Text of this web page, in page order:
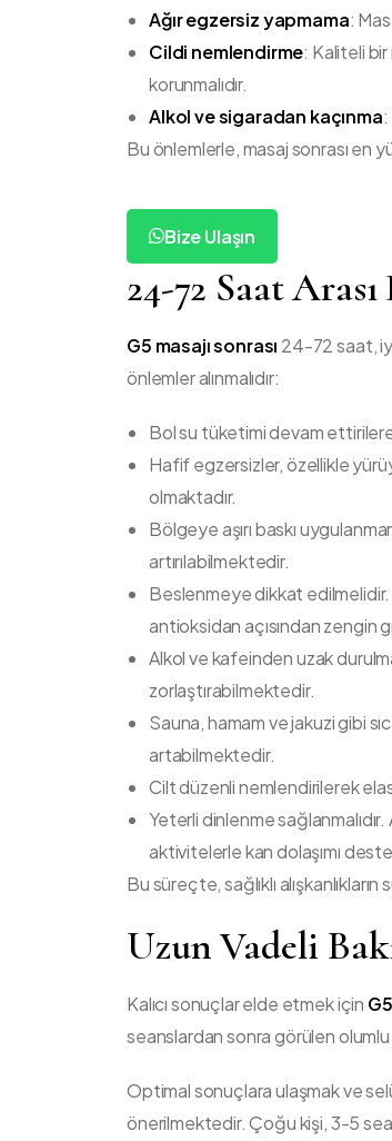
Ağır egzersiz yapmama:
Cildi nemlendirme: Kaliteli bir
korunmalıdır.
Alkol ve sigaradan kaçınma
Bu önlemlerle, masaj sonrası en
Bize Ulaşın
24-72 Saat
G5 masajı sonrası 24-72 saat,
önlemler alınmalıdır:
Bol su tüketimi devam
Hafif egzersizler, özellikle
olmaktadır.
Bölgeye aşırı baskı
artırılabilmektedir.
Beslenmeye dikkat edilmelidir.
antioksidan açısından zengin
Alkol ve kafeinden uzak
zorlaştırabilmektedir.
Sauna, hamam ve jakuzi gibi
artabilmektedir.
Cilt düzenli nemlendirilerek
Yeterli dinlenme
aktivitelerle kan dolaşımı
Bu süreçte, sağlıklı
Uzun Vadeli
Kalıcı sonuçlar elde etmek için
seanslardan sonra görülen olumlu
Optimal sonuçlara ulaşmak ve
önerilmektedir. Çoğu kişi, 3-5